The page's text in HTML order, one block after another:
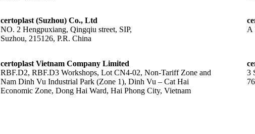
certoplast (Suzhou) Co., Ltd
NO. 2 Hengpuxiang, Qingqiu street, SIP,
Suzhou, 215126, P.R. China
A
certoplast Vietnam Company Limited
RBF.D2, RBF.D3 Workshops, Lot CN4-02, Non-Tariff Zone and
Nam Dinh Vu Industrial Park (Zone 1), Dinh Vu – Cat Hai
Economic Zone, Dong Hai Ward, Hai Phong City, Vietnam
3